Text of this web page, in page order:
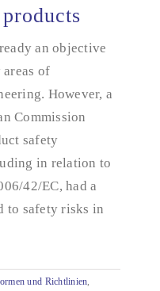
shift to high-risk
an objective
of
However, a
Commission
safety
in relation to
42/EC, had a
to safety risks in
und Richtlinien,